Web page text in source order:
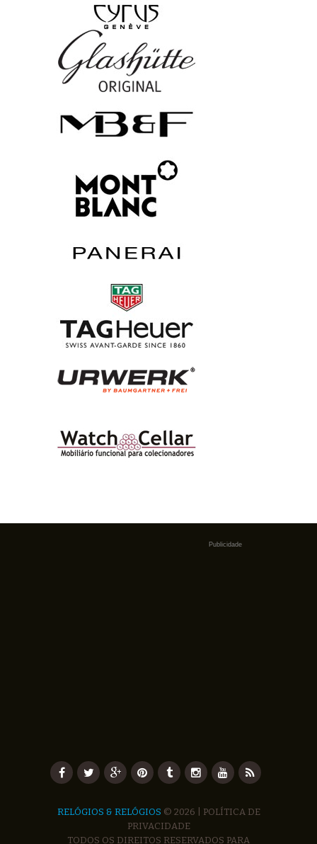
Publicidade
RELÓGIOS & RELÓGIOS © 2026 | POLÍTICA DE
PRIVACIDADE
TODOS OS DIREITOS RESERVADOS PARA